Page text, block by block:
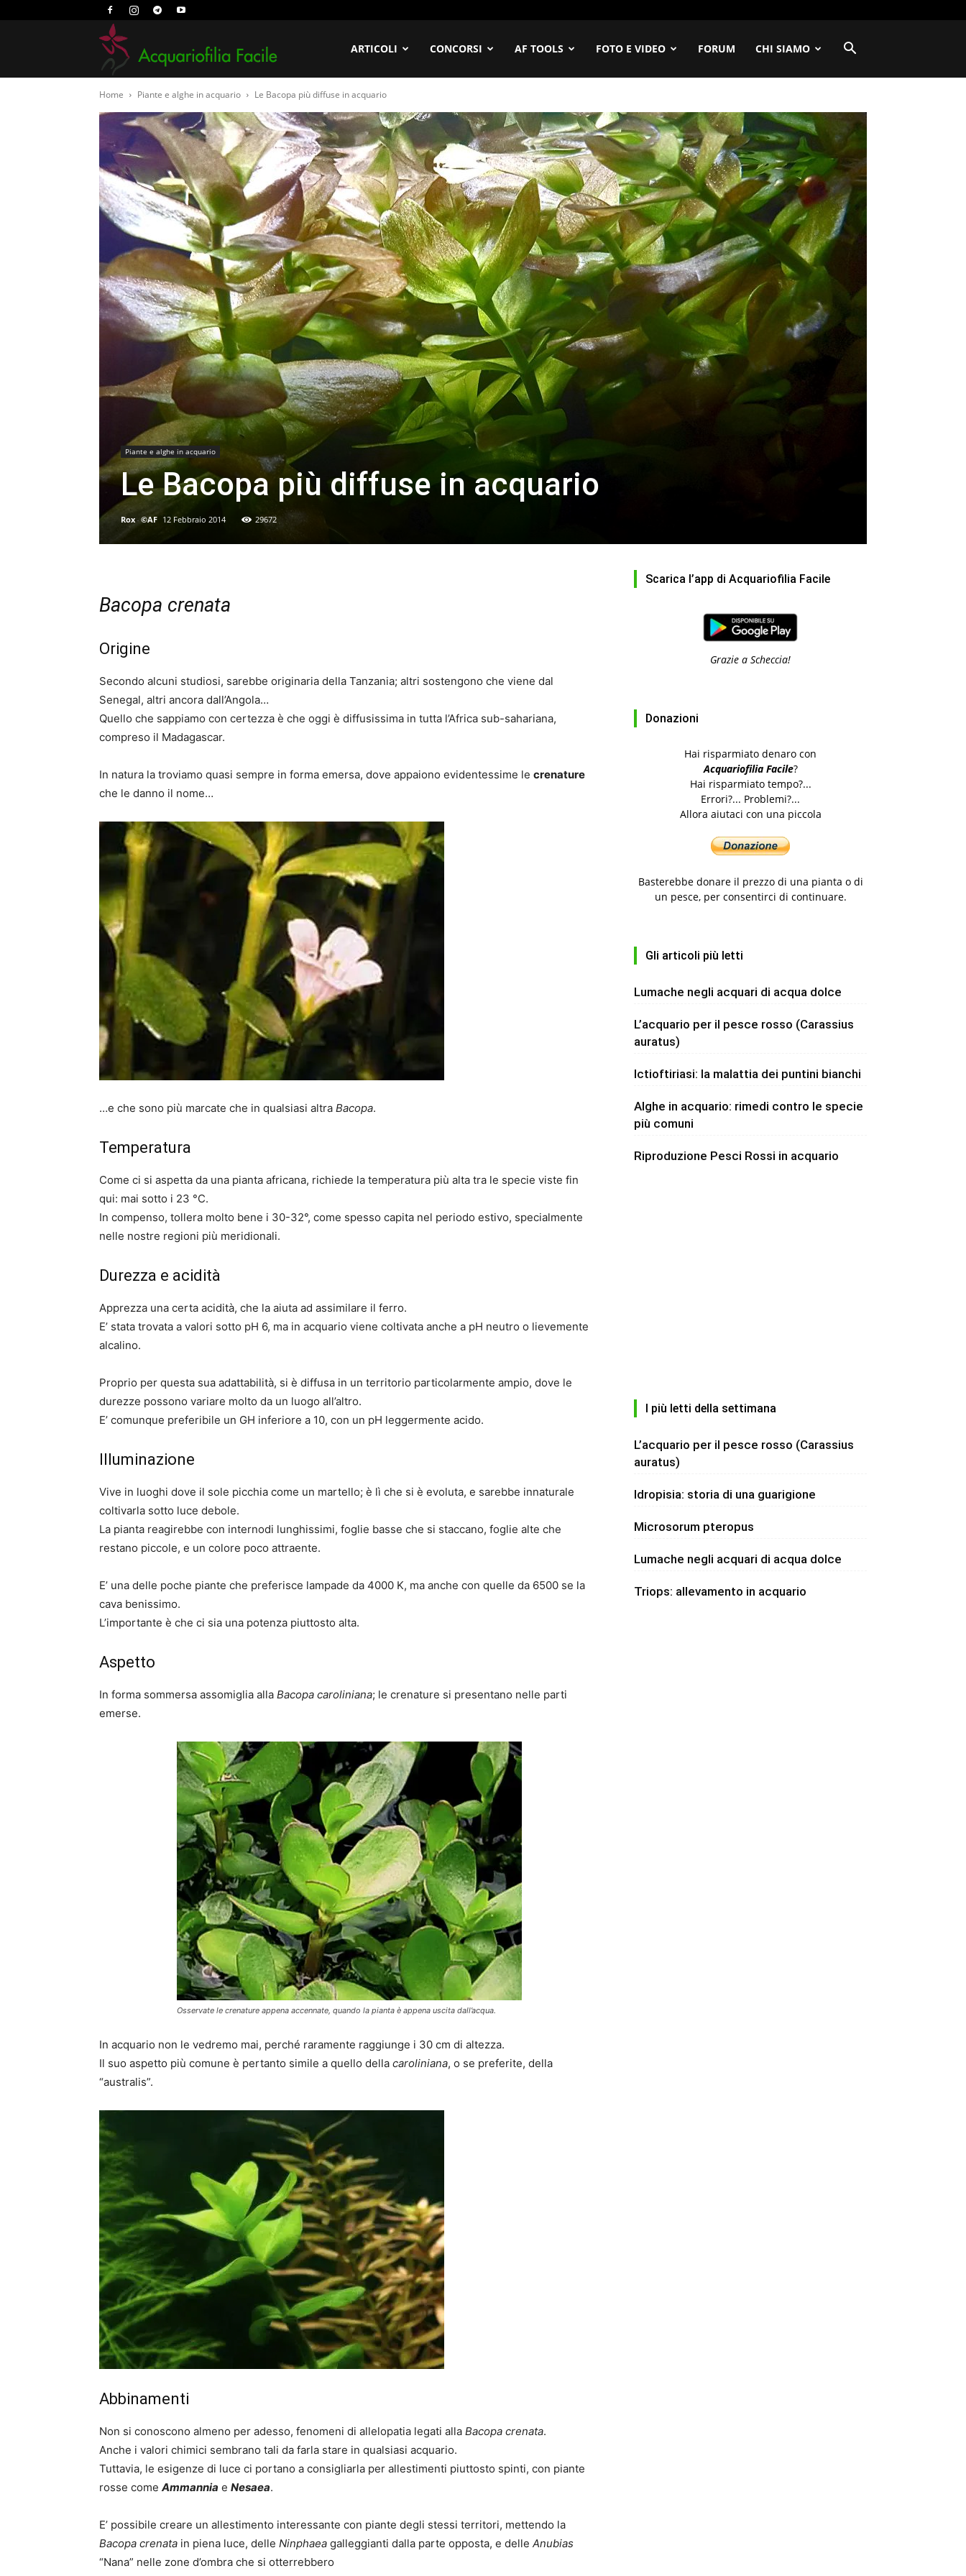
ARTICOLI CONCORSI AF TOOLS FOTO E VIDEO FORUM CHI SIAMO
Home Piante e alghe in acquario Le Bacopa più diffuse in acquario
Piante e alghe in acquario
Le Bacopa più diffuse in acquario
Rox- ©AF 12 Febbraio 2014 29672
Bacopa crenata
Origine
Secondo alcuni studiosi, sarebbe originaria della Tanzania; altri sostengono che viene dal
Senegal, altri ancora dall’Angola…
Quello che sappiamo con certezza è che oggi è diffusissima in tutta l’Africa sub-sahariana,
compreso il Madagascar.
In natura la troviamo quasi sempre in forma emersa, dove appaiono evidentessime le crenature
che le danno il nome…
…e che sono più marcate che in qualsiasi altra Bacopa.
Temperatura
Come ci si aspetta da una pianta africana, richiede la temperatura più alta tra le specie viste fin
qui: mai sotto i 23 °C.
In compenso, tollera molto bene i 30-32°, come spesso capita nel periodo estivo, specialmente
nelle nostre regioni più meridionali.
Durezza e acidità
Apprezza una certa acidità, che la aiuta ad assimilare il ferro.
E’ stata trovata a valori sotto pH 6, ma in acquario viene coltivata anche a pH neutro o lievemente
alcalino.
Proprio per questa sua adattabilità, si è diffusa in un territorio particolarmente ampio, dove le
durezze possono variare molto da un luogo all’altro.
E’ comunque preferibile un GH inferiore a 10, con un pH leggermente acido.
Illuminazione
Vive in luoghi dove il sole picchia come un martello; è lì che si è evoluta, e sarebbe innaturale
coltivarla sotto luce debole.
La pianta reagirebbe con internodi lunghissimi, foglie basse che si staccano, foglie alte che
restano piccole, e un colore poco attraente.
E’ una delle poche piante che preferisce lampade da 4000 K, ma anche con quelle da 6500 se la
cava benissimo.
L’importante è che ci sia una potenza piuttosto alta.
Aspetto
In forma sommersa assomiglia alla Bacopa caroliniana; le crenature si presentano nelle parti
emerse.
Osservate le crenature appena accennate, quando la pianta è appena uscita dall’acqua.
In acquario non le vedremo mai, perché raramente raggiunge i 30 cm di altezza.
Il suo aspetto più comune è pertanto simile a quello della caroliniana, o se preferite, della
“australis”.
Abbinamenti
Non si conoscono almeno per adesso, fenomeni di allelopatia legati alla Bacopa crenata.
Anche i valori chimici sembrano tali da farla stare in qualsiasi acquario.
Tuttavia, le esigenze di luce ci portano a consigliarla per allestimenti piuttosto spinti, con piante
rosse come Ammannia e Nesaea.
E’ possibile creare un allestimento interessante con piante degli stessi territori, mettendo la
Bacopa crenata in piena luce, delle Ninphaea galleggianti dalla parte opposta, e delle Anubias
“Nana” nelle zone d’ombra che si otterrebbero
Scarica l’app di Acquariofilia Facile
Grazie a Scheccia!
Donazioni
Hai risparmiato denaro con
Acquariofilia Facile?
Hai risparmiato tempo?...
Errori?... Problemi?...
Allora aiutaci con una piccola
Basterebbe donare il prezzo di una pianta o di
un pesce, per consentirci di continuare.
Gli articoli più letti
Lumache negli acquari di acqua dolce
L’acquario per il pesce rosso (Carassius
auratus)
Ictioftiriasi: la malattia dei puntini bianchi
Alghe in acquario: rimedi contro le specie
più comuni
Riproduzione Pesci Rossi in acquario
I più letti della settimana
L’acquario per il pesce rosso (Carassius
auratus)
Idropisia: storia di una guarigione
Microsorum pteropus
Lumache negli acquari di acqua dolce
Triops: allevamento in acquario